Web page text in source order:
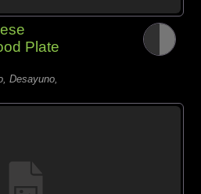
Plate
Desayuno,